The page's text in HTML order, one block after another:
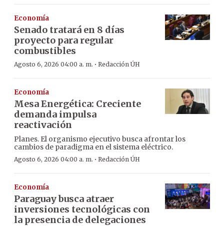
Economía
Senado tratará en 8 días
proyecto para regular
combustibles
Agosto 6, 2026 04:00 a. m. · Redacción ÚH
Economía
Mesa Energética: Creciente
demanda impulsa
reactivación
Planes. El organismo ejecutivo busca afrontar los
cambios de paradigma en el sistema eléctrico.
Agosto 6, 2026 04:00 a. m. · Redacción ÚH
Economía
Paraguay busca atraer
inversiones tecnológicas con
la presencia de delegaciones